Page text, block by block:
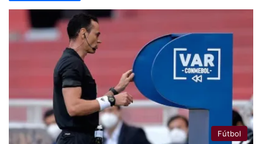
Fútbol